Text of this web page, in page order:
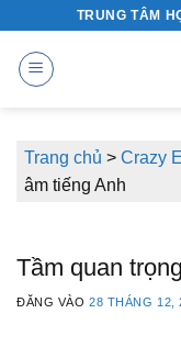
nội
TRUNG TÂM
Trang chủ > Crazy
âm tiếng Anh
Tầm quan
ĐĂNG VÀO28 THÁNG 12,